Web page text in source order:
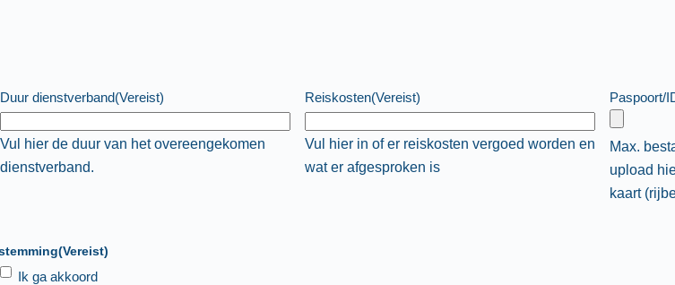
Duur dienstverband(Vereist)
Vul hier de duur van het overeengekomen
dienstverband.
Reiskosten(Vereist)
Vul hier in of er reiskosten vergoed worden en
wat er afgesproken is
Paspoort/
Max.
upload
kaart
(Vereist)
Ik ga akkoord